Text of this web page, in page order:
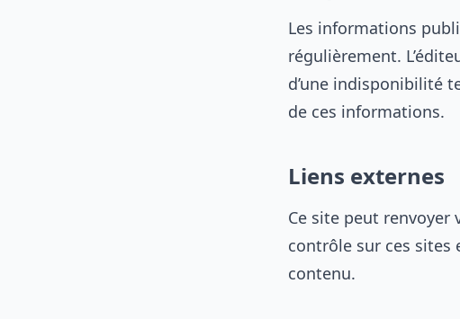
Les informations
régulièrement.
d’une indisponibilité
de ces informations.
Liens externes
Ce site peut renvoyer
contrôle sur ces
contenu.